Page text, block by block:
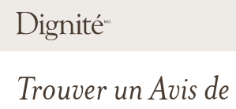
Trouver un Avis de